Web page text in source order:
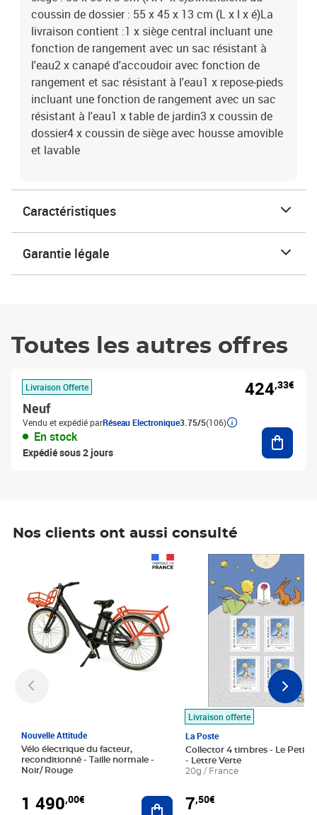
coussin de dossier : 55 x 45 x 13 cm (L x l x é)La
livraison contient :1 x siège central incluant une
fonction de rangement avec un sac résistant à
l'eau2 x canapé d'accoudoir avec fonction de
rangement et sac résistant à l'eau1 x repose-pieds
incluant une fonction de rangement avec un sac
résistant à l'eau1 x table de jardin3 x coussin de
dossier4 x coussin de siège avec housse amovible
et lavable
Caractéristiques
Garantie légale
Toutes les autres offres
Livraison Offerte
Neuf
Vendu et expédié parRéseau Electronique3.75/5(106)
En stock
Expédié sous 2 jours
424,33€
Nos clients ont aussi consulté
Nouvelle Attitude
Vélo électrique du facteur,
reconditionné - Taille normale -
Noir/ Rouge
1 490,00€ Ajouter au panier
Livraison offerte
La Poste
Collector 4 timbres - Le Petit
- Lettre Verte
20g / France
7,50€
Prix 7,50€